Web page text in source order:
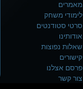
מאמרים
לימודי משחק
סרטי סטודנטים
אודותינו
שאלות נפוצות
קישורים
פרסם אצלנו
צור קשר